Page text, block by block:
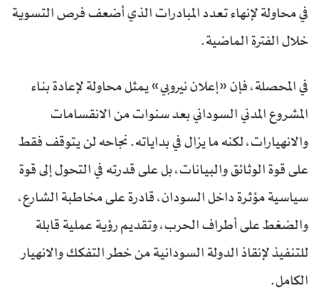
في محاولة لإنهاء تعدد المبادرات الذي أضعف فرص التسوية
خلال الفترة الماضية.
في المحصلة، فإن «إعلان نيروبي» يمثل محاولة لإعادة بناء
المشروع المدني السوداني بعد سنوات من الانقسامات
والانهيارات، لكنه ما يزال في بداياته. نجاحه لن يتوقف فقط
على قوة الوثائق والبيانات، بل على قدرته في التحول إلى قوة
سياسية مؤثرة داخل السودان، قادرة على مخاطبة الشارع،
والضغط على أطراف الحرب، وتقديم رؤية عملية قابلة
للتنفيذ لإنقاذ الدولة السودانية من خطر التفكك والانهيار
الكامل.